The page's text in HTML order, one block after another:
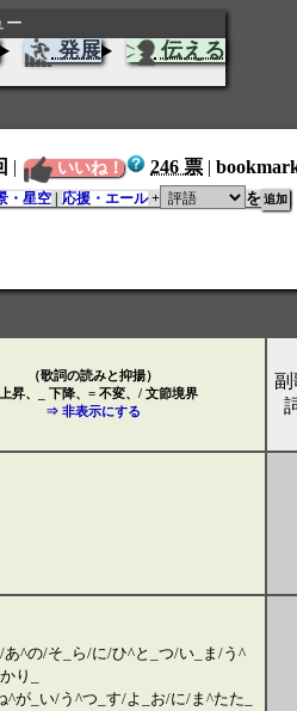
ー
発展 伝える
| いいね！ 246 票 |
・星空 応援・エール+ を
（歌詞の読みと抑揚）
昇、_ 下降、= 不変、/ 文節境界
⇒ 非表示にする
副
あ^の/そ_ら/に/ひ^と_つ/い_ま/う^
り_
^が_い/う^つ_す/よ_お/に/ま^たた_